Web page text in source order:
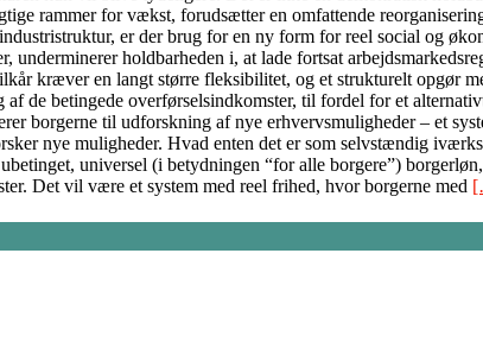
rammer for vækst, forudsætter en omfattende
er der brug for en ny form for reel social og
holdbarheden i, at lade fortsat
kræver en langt større fleksibilitet, og et strukturelt opgør
betingede overførselsindkomster, til fordel for et
borgerne til udforskning af nye erhvervsmuligheder – et
nye muligheder. Hvad enten det er som selvstændig
universel (i betydningen “for alle borgere”)
Det vil være et system med reel frihed, hvor borgerne med